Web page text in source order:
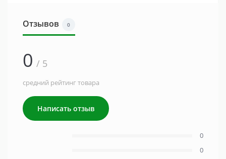
Отзывов 0
0 / 5
средний рейтинг товара
Написать отзыв
0
0